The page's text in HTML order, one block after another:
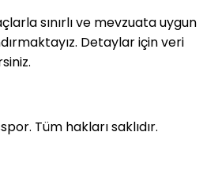
sınırlı ve mevzuata uygun
Detaylar için veri
Tüm hakları saklıdır.